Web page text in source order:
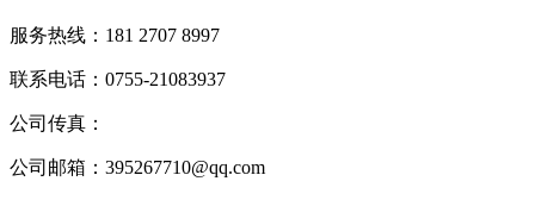
服务热线： 181 2707 8997
联系电话： 0755-21083937
公司传真：
公司邮箱： 395267710@qq.com